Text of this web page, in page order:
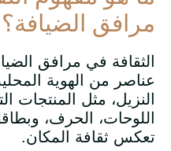
مرافق الضيافة؟
الثقافة في مرافق
عناصر من الهوية
النزيل، مثل المنتجات
اللوحات، الحرف،
تعكس ثقافة المكان.